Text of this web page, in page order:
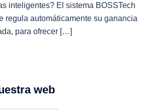
inteligentes? El sistema BOSSTech
regula automáticamente su ganancia
para ofrecer […]
web